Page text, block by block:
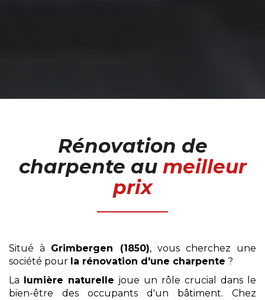
Rénovation de
charpente au meilleur
prix
Situé à Grimbergen (1850), vous cherchez une
société pour la rénovation d'une charpente ?
La lumière naturelle joue un rôle crucial dans le
bien-être des occupants d'un bâtiment. Chez